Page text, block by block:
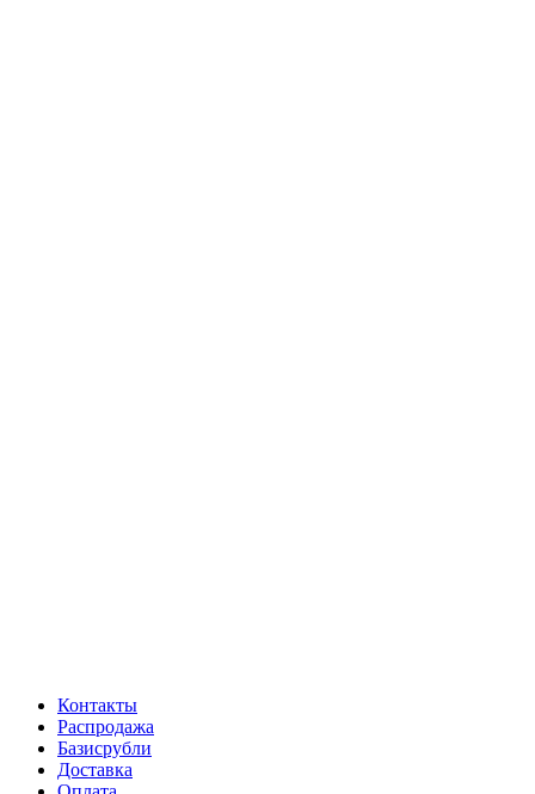
Контакты
Распродажа
Базисрубли
Доставка